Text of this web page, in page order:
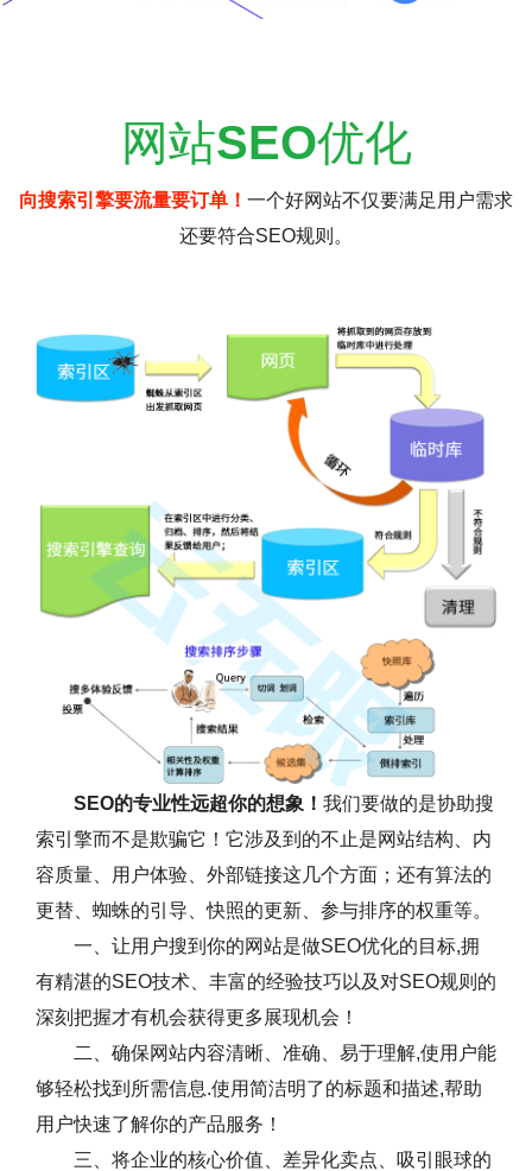
网站SEO优化
向搜索引擎要流量要订单！ 一个好网站不仅要满足用户需求
还要符合SEO规则。
SEO的专业性远超你的想象！ 我们要做的是协助搜
索引擎而不是欺骗它！它涉及到的不止是网站结构、内
容质量、用户体验、外部链接这几个方面；还有算法的
更替、蜘蛛的引导、快照的更新、参与排序的权重等。
一、让用户搜到你的网站是做SEO优化的目标,拥
有精湛的SEO技术、丰富的经验技巧以及对SEO规则的
深刻把握才有机会获得更多展现机会！
二、确保网站内容清晰、准确、易于理解,使用户能
够轻松找到所需信息.使用简洁明了的标题和描述,帮助
用户快速了解你的产品服务！
三、将企业的核心价值、差异化卖点、吸引眼球的